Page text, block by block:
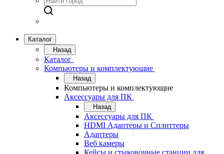
Каталог
Назад
Каталог
Компьютеры и комплектующие
Назад
Компьютеры и комплектующие
Аксессуары для ПК
Назад
Аксессуары для ПК
HDMI Адаптеры и Сплиттеры
Адаптеры
Веб камеры
Кейсы и стыковочные станции для